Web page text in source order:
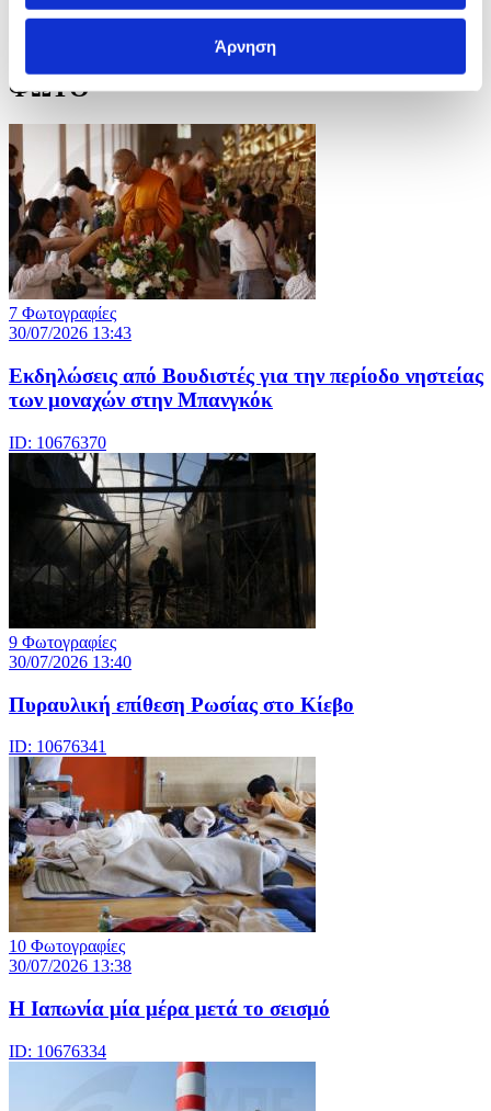
Άρνηση
ΦΩΤΟ
7 Φωτογραφίες
30/07/2026 13:43
Εκδηλώσεις από Βουδιστές για την περίοδο νηστείας
των μοναχών στην Μπανγκόκ
ID: 10676370
9 Φωτογραφίες
30/07/2026 13:40
Πυραυλική επίθεση Ρωσίας στο Κίεβο
ID: 10676341
10 Φωτογραφίες
30/07/2026 13:38
Η Ιαπωνία μία μέρα μετά το σεισμό
ID: 10676334